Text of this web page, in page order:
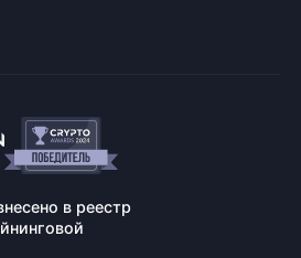
в реестр